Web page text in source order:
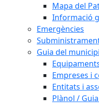
Mapa del
Informació
Emergències
Guia del municipi
Empreses i
Entitats i
Plànol /